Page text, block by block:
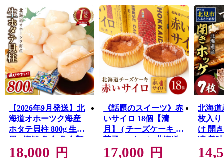
７０％を北見市が担っていた時代もありました。
スポーツでは「カーリングの聖地」とも呼ばれ、多くの
オリンピック選手を輩出しています。
また、北見市の誇る食文化であり、人口当たりの焼肉店
舗数が道内で一番多い「焼肉のまち」としても有名で
す。
【2026年9月発送】北
海道オホーツク海産
ホタテ貝柱 800g 生食
用 ( 海鮮 魚介 魚介類
貝 貝類 帆立 ほたて お
18,000 円
《話題のスイーツ》赤
いサイロ 18個【清
月】 ( チーズケーキ お
菓子 スイーツ 北海道
お土産 お茶菓子 サイ
17,000 円
北海道
枚入り
け 開
凍 美
くだ